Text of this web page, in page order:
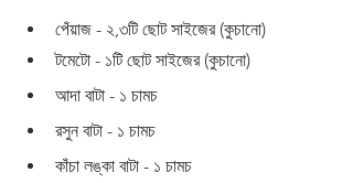
পেঁয়াজ - ২,৩টি ছোট সাইজের (কুচানো)
টমেটো - ১টি ছোট সাইজের (কুচানো)
আদা বাটা - ১ চামচ
রসুন বাটা - ১ চামচ
কাঁচা লঙ্কা বাটা - ১ চামচ